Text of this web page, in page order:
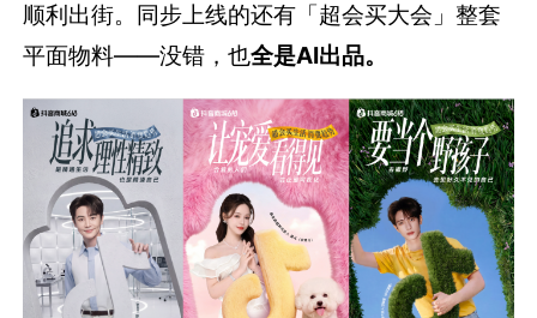
顺利出街。同步上线的还有「超会买大会」整套
平面物料——没错，也全是AI出品。